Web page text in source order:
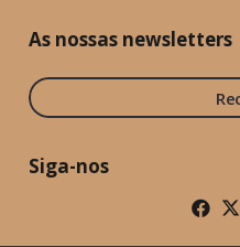
As nossas newsletters
Siga-nos